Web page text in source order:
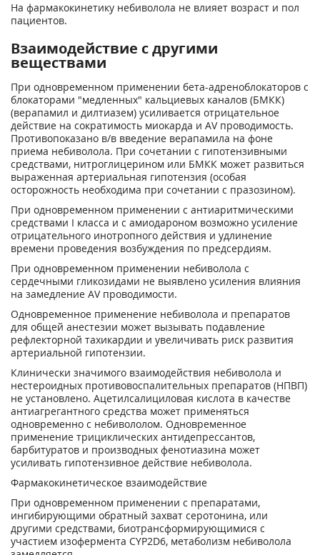
На фармакокинетику небиволола не влияет возраст и пол
пациентов.
Взаимодействие с другими
веществами
При одновременном применении бета-адреноблокаторов с
блокаторами "медленных" кальциевых каналов (БМКК)
(верапамил и дилтиазем) усиливается отрицательное
действие на сократимость миокарда и AV проводимость.
Противопоказано в/в введение верапамила на фоне
приема небиволола. При сочетании с гипотензивными
средствами, нитроглицерином или БМКК может развиться
выраженная артериальная гипотензия (особая
осторожность необходима при сочетании с празозином).
При одновременном применении с антиаритмическими
средствами I класса и с амиодароном возможно усиление
отрицательного инотропного действия и удлинение
времени проведения возбуждения по предсердиям.
При одновременном применении небиволола с
сердечными гликозидами не выявлено усиления влияния
на замедление AV проводимости.
Одновременное применение небиволола и препаратов
для общей анестезии может вызывать подавление
рефлекторной тахикардии и увеличивать риск развития
артериальной гипотензии.
Клинически значимого взаимодействия небиволола и
нестероидных противовоспалительных препаратов (НПВП)
не установлено. Ацетилсалициловая кислота в качестве
антиагрегантного средства может применяться
одновременно с небивололом. Одновременное
применение трициклических антидепрессантов,
барбитуратов и производных фенотиазина может
усиливать гипотензивное действие небиволола.
Фармакокинетическое взаимодействие
При одновременном применении с препаратами,
ингибирующими обратный захват серотонина, или
другими средствами, биотрансформирующимися с
участием изофермента CYP2D6, метаболизм небиволола